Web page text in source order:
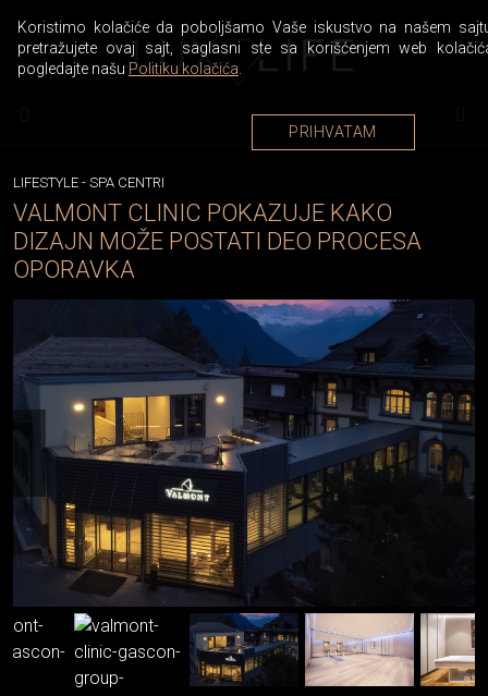
LIFESTYLE - SPA CENTRI
VALMONT CLINIC POKAZUJE KAKO
DIZAJN MOŽE POSTATI DEO PROCESA
OPORAVKA
Koristimo kolačiće da poboljšamo Vaše iskustvo na našem
pretražujete ovaj sajt, saglasni ste sa korišćenjem web
pogledajte našu Politiku kolačića
PRIHVATAM